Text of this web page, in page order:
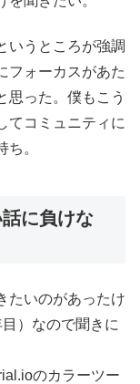
いうところが強調
フォーカスがあた
思った。僕もこう
てコミュニティに
。
に負けな
たいのがあったけ
）なので聞きに
のカラーツー